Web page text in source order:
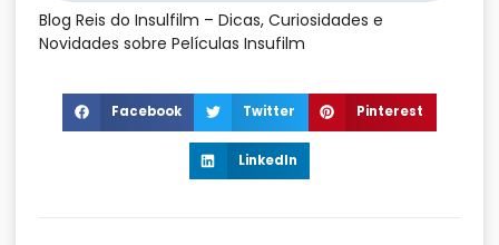
Blog Reis do Insulfilm – Dicas, Curiosidades e
Novidades sobre Películas Insufilm
Facebook Twitter Pinterest
LinkedIn